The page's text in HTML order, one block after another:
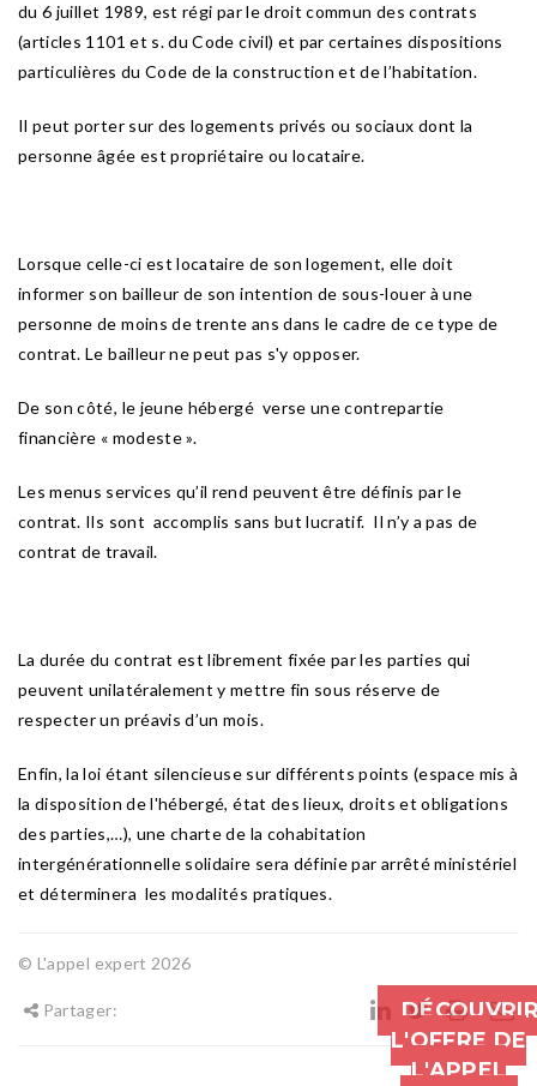
du 6 juillet 1989, est régi par le droit commun des contrats
(articles 1101 et s. du Code civil) et par certaines dispositions
particulières du Code de la construction et de l’habitation.
Il peut porter sur des logements privés ou sociaux dont la
personne âgée est propriétaire ou locataire.
Lorsque celle-ci est locataire de son logement, elle doit
informer son bailleur de son intention de sous-louer à une
personne de moins de trente ans dans le cadre de ce type de
contrat. Le bailleur ne peut pas s'y opposer.
De son côté, le jeune hébergé verse une contrepartie
financière « modeste ».
Les menus services qu’il rend peuvent être définis par le
contrat. Ils sont accomplis sans but lucratif. Il n’y a pas de
contrat de travail.
La durée du contrat est librement fixée par les parties qui
peuvent unilatéralement y mettre fin sous réserve de
respecter un préavis d’un mois.
Enfin, la loi étant silencieuse sur différents points (espace mis à
la disposition de l'hébergé, état des lieux, droits et obligations
des parties,…), une charte de la cohabitation
intergénérationnelle solidaire sera définie par arrêté ministériel
et déterminera les modalités pratiques.
© L'appel expert 2026
Partager:
L'OFFRE DE
L'APPEL